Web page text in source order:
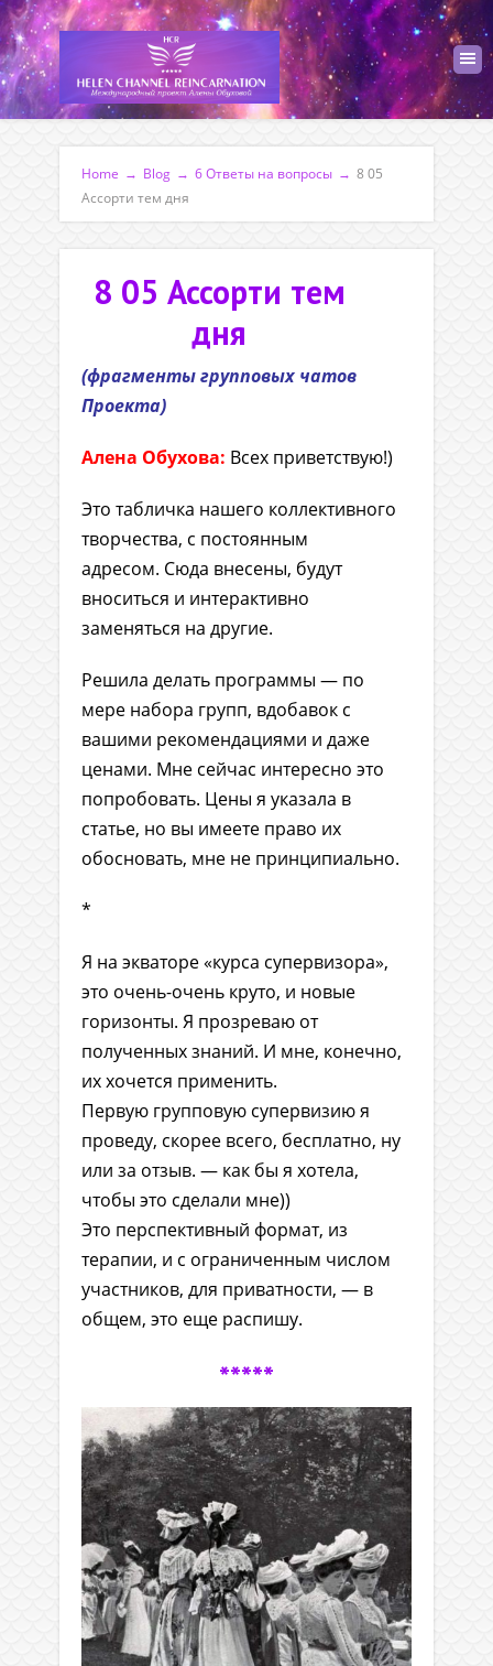
Home → Blog → 6 Ответы на вопросы → 8 05
Ассорти тем дня
8 05 Ассорти тем
дня
(фрагменты групповых чатов
Проекта)
Алена Обухова: Всех приветствую!)
Это табличка нашего коллективного
творчества, с постоянным
адресом. Сюда внесены, будут
вноситься и интерактивно
заменяться на другие.
Решила делать программы — по
мере набора групп, вдобавок с
вашими рекомендациями и даже
ценами. Мне сейчас интересно это
попробовать. Цены я указала в
статье, но вы имеете право их
обосновать, мне не принципиально.
*
Я на экваторе «курса супервизора»,
это очень-очень круто, и новые
горизонты. Я прозреваю от
полученных знаний. И мне, конечно,
их хочется применить.
Первую групповую супервизию я
проведу, скорее всего, бесплатно, ну
или за отзыв. — как бы я хотела,
чтобы это сделали мне))
Это перспективный формат, из
терапии, и с ограниченным числом
участников, для приватности, — в
общем, это еще распишу.
*****